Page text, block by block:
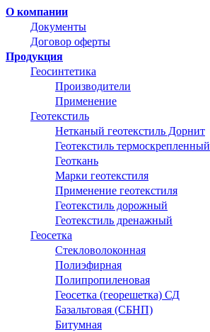
О компании
Документы
Договор оферты
Продукция
Геосинтетика
Производители
Применение
Геотекстиль
Нетканый геотекстиль Дорнит
Геотекстиль термоскрепленный
Геоткань
Марки геотекстиля
Применение геотекстиля
Геотекстиль дорожный
Геотекстиль дренажный
Геосетка
Стекловолоконная
Полиэфирная
Полипропиленовая
Геосетка (георешетка) СД
Базальтовая (СБНП)
Битумная